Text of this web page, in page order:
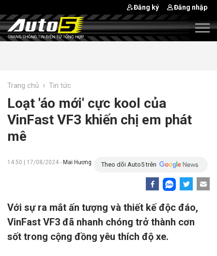
Đăng ký Đăng nhập
Trang chủ › Tin tức
Loạt 'áo mới' cực kool của
VinFast VF3 khiến chị em phát
mê
14:50 | 17/08/2024 - Mai Hương Theo dõi Auto5 trên
Với sự ra mắt ấn tượng và thiết kế độc đáo,
VinFast VF3 đã nhanh chóng trở thành cơn
sốt trong cộng đồng yêu thích độ xe.